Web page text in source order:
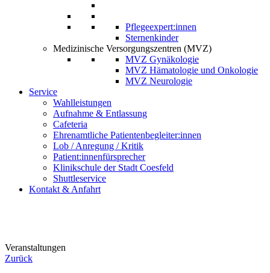
Pflegeexpert:innen
Sternenkinder
Medizinische Versorgungszentren (MVZ)
MVZ Gynäkologie
MVZ Hämatologie und Onkologie
MVZ Neurologie
Service
Wahlleistungen
Aufnahme & Entlassung
Cafeteria
Ehrenamtliche Patientenbegleiter:innen
Lob / Anregung / Kritik
Patient:innenfürsprecher
Klinikschule der Stadt Coesfeld
Shuttleservice
Kontakt & Anfahrt
Veranstaltungen
Zurück